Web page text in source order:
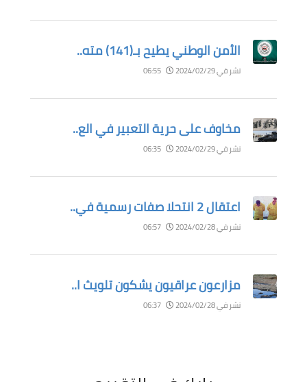
الأمن الوطني يطيح بـ(141) مته..
نشر في 2024/02/29
مخاوف على حرية التعبير في الع..
نشر في 2024/02/29
اعتقال 2 انتحلا صفات رسمية في..
نشر في 2024/02/28
مزارعون عراقيون يشكون تلويث ا..
نشر في 2024/02/28